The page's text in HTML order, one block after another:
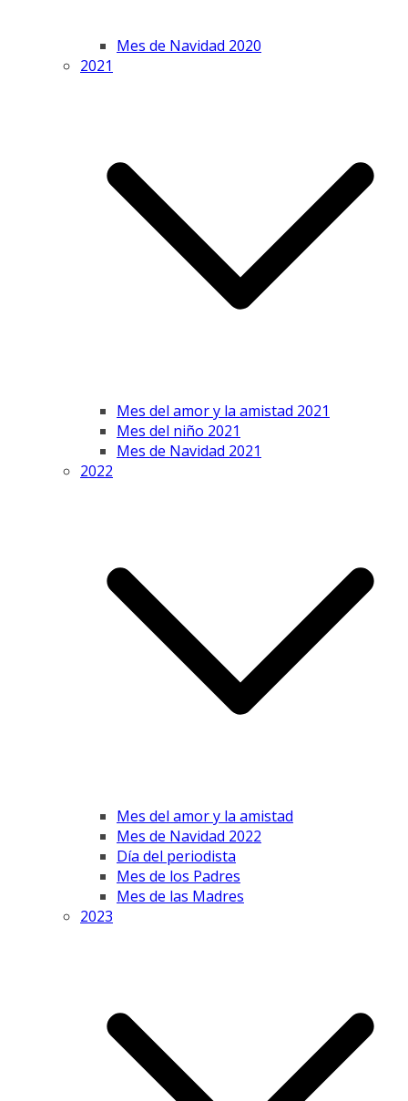
Mes de Navidad 2020
2021
Mes del amor y la amistad 2021
Mes del niño 2021
Mes de Navidad 2021
2022
Mes del amor y la amistad
Mes de Navidad 2022
Día del periodista
Mes de los Padres
Mes de las Madres
2023